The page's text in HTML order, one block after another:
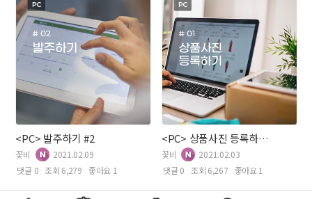
<PC> 발주하기 #2
꽃비
2021.02.09
댓글 0 조회 6,279 좋아요 1
<PC> 상품사진 등록하기 #1
꽃비
2021.02.03
댓글 0 조회 6,267 좋아요 1